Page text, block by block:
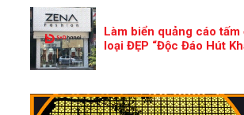
Làm biển quảng cáo tấm
loại ĐẸP “Độc Đáo Hút